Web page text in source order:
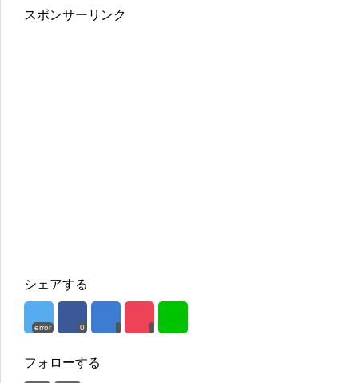
スポンサーリンク
シェアする
error 0
フォローする